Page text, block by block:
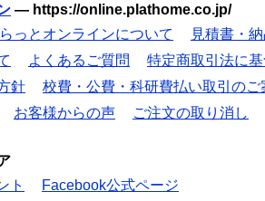
— https://online.plathome.co.jp/
っとオンラインについて
見積書・
よくあるご質問
特定商取引法に
針
校費・公費・科研費払い取引のご
お客様からの声 ご注文の取り消し
ト
Facebook公式ページ